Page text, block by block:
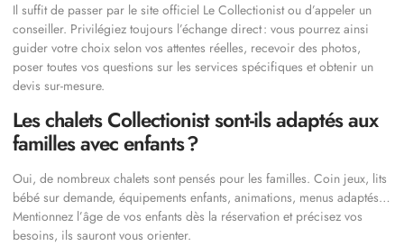
Il suffit de passer par le site officiel Le Collectionist ou d’appeler un
conseiller. Privilégiez toujours l’échange direct : vous pourrez ainsi
guider votre choix selon vos attentes réelles, recevoir des photos,
poser toutes vos questions sur les services spécifiques et obtenir un
devis sur-mesure.
Les chalets Collectionist sont-ils adaptés aux
familles avec enfants ?
Oui, de nombreux chalets sont pensés pour les familles. Coin jeux, lits
bébé sur demande, équipements enfants, animations, menus adaptés…
Mentionnez l’âge de vos enfants dès la réservation et précisez vos
besoins, ils sauront vous orienter.